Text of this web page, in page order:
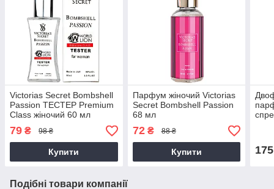
Victorias Secret Bombshell
Passion ТЕСТЕР Premium
Class жіночий 60 мл
79 ₴ 98 ₴
Купити
Парфум жіночий Victorias
Secret Bombshell Passion
68 мл
72₴ 88 ₴
Купити
200
175
Подібні товари компанії